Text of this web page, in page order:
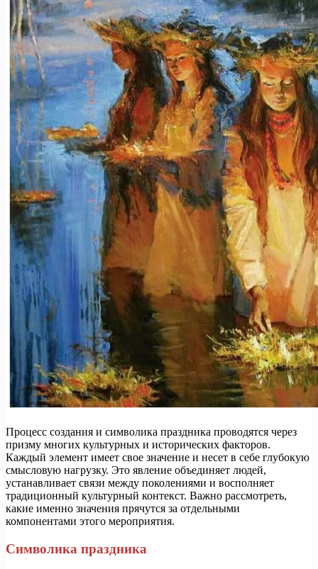
Процесс создания и символика праздника проводятся через
призму многих культурных и исторических факторов.
Каждый элемент имеет свое значение и несет в себе глубокую
смысловую нагрузку. Это явление объединяет людей,
устанавливает связи между поколениями и восполняет
традиционный культурный контекст. Важно рассмотреть,
какие именно значения прячутся за отдельными
компонентами этого мероприятия.
Символика праздника